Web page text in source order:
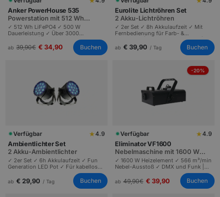
Anker PowerHouse 535
Powerstation mit 512 Wh
LiFePO4-Akku
✓ 512 Wh LiFePO4 ✓ 500 W
Dauerleistung ✓ Über 3000
Ladezyklen | Zwei Schuko-
Steckdosen | Leiser Strom für
Outdoor-Events bis 50 Personen.
ab 39,90€ € 34,90 Buchen
Eurolite Lichtröhren Set
2 Akku-Lichtröhren
✓ 2er Set ✓ 8h Akkulaufzeit ✓ Mit
Fernbedienung für Farb- &
Effektwahl | Vielseitig einsetzbar |
Eurolite AKKU LED Party Tube IR |
Ideal als Deko & Effektlicht |
ab € 39,90 / Tag Buchen
Verfügbar ★4.9
Ambientlichter Set
2 Akku-Ambientlichter
✓ 2er Set ✓ 6h Akkulaufzeit ✓ Fun
Generation LED Pot ✓ Für kabellose
Ambientebeleuchtung ✓ Helle
Farben | Fun Generation Battery LED
Pot | Individuell einstellbare Farben
ab € 29,90 / Tag Buchen
-20%
Verfügbar ★4.9
Eliminator VF1600
Nebelmaschine mit 1600 W
und 566 m³/min Ausstoß
✓ 1600 W Heizelement ✓ 566 m³/min
Nebel-Ausstoß ✓ DMX und Funk |
Profi-Gerät für mittlere bis große
Events | Lichtshows mit dichter
Atmosphäre.
ab 49,90€ € 39,90 Buchen